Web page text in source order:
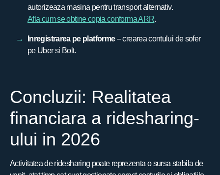
autorizeaza masina pentru transport alternativ.
Afla cum se obtine copia conforma ARR.
Inregistrarea pe platforme– crearea contului de sofer
pe Uber si Bolt.
Concluzii: Realitatea
financiara a ridesharing-
ului in 2026
Activitatea de ridesharing poate reprezenta o sursa stabila de